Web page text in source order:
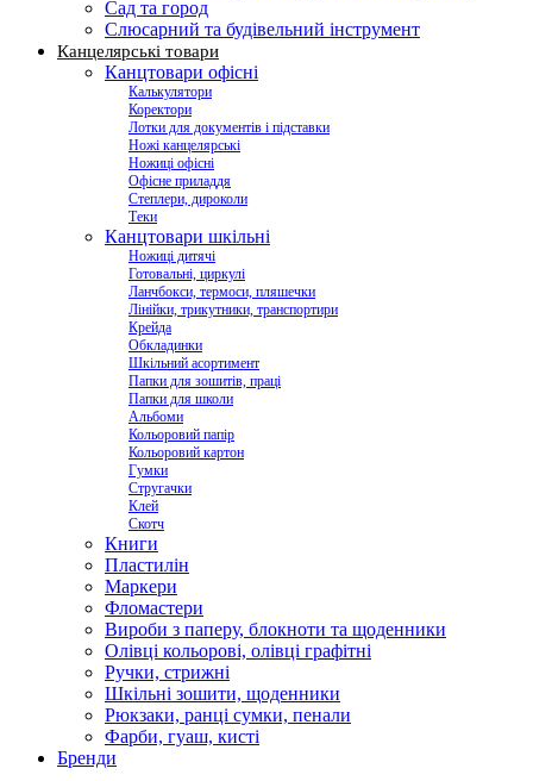
Сад та город
Слюсарний та будівельний інструмент
Канцелярські товари
Канцтовари офісні
Калькулятори
Коректори
Лотки для документів і підставки
Ножі канцелярські
Ножиці офісні
Офісне приладдя
Степлери, дироколи
Теки
Канцтовари шкільні
Ножиці дитячі
Готовальні, циркулі
Ланчбокси, термоси, пляшечки
Лінійки, трикутники, транспортири
Крейда
Обкладинки
Шкільний асортимент
Папки для зошитів, праці
Папки для школи
Альбоми
Кольоровий папір
Кольоровий картон
Гумки
Стругачки
Клей
Скотч
Книги
Пластилін
Маркери
Фломастери
Вироби з паперу, блокноти та щоденники
Олівці кольорові, олівці графітні
Ручки, стрижні
Шкільні зошити, щоденники
Рюкзаки, ранці сумки, пенали
Фарби, гуаш, кисті
Бренди